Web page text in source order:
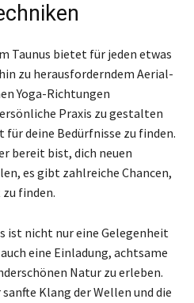
Taunus bietet für jeden etwas
zu herausforderndem Aerial-
Yoga-Richtungen
Praxis zu gestalten
deine Bedürfnisse zu finden.
bereit bist, dich neuen
es gibt zahlreiche Chancen,
finden.
ist nicht nur eine Gelegenheit
eine Einladung, achtsame
Natur zu erleben.
Klang der Wellen und die